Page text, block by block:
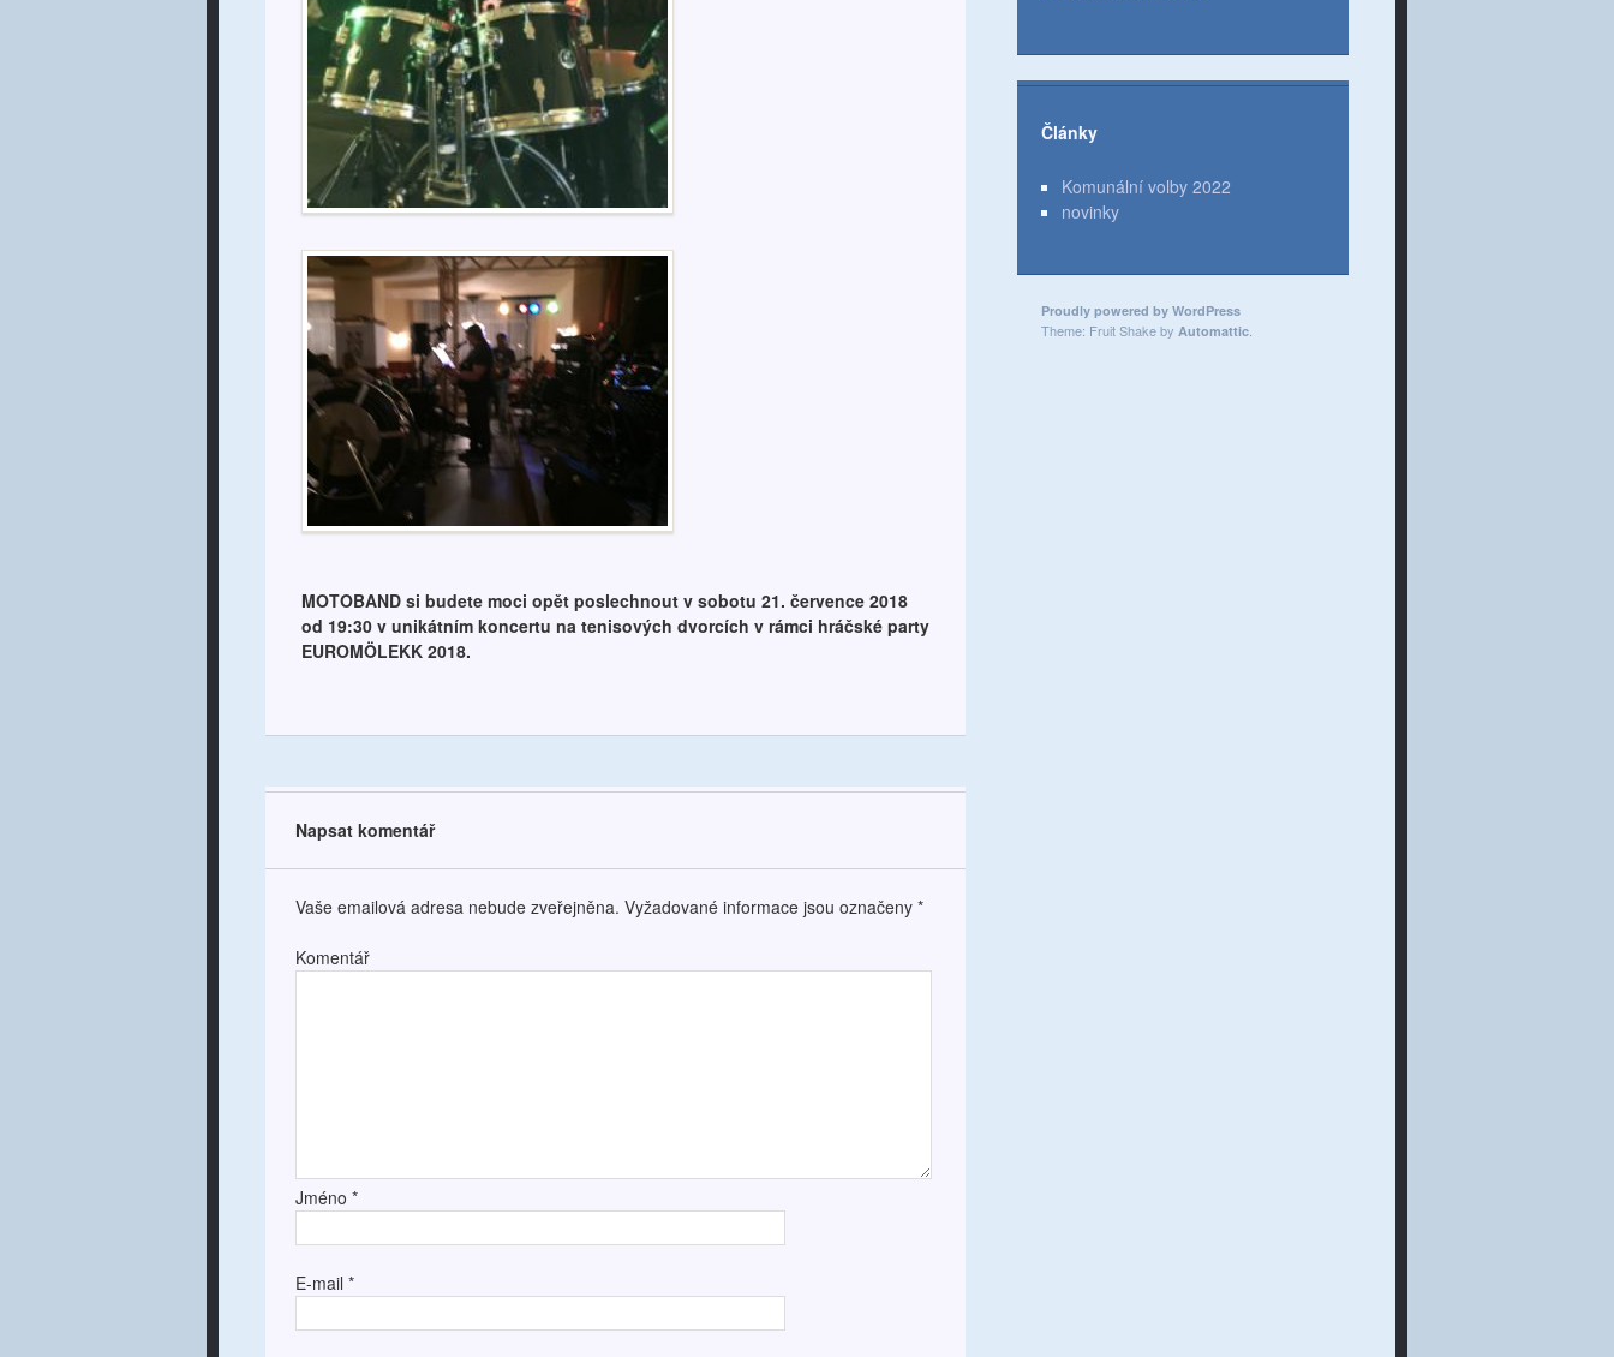
MOTOBAND si budete moci opět poslechnout v sobotu 21. července 2018
od 19:30 v unikátním koncertu na tenisových dvorcích v rámci hráčské party
EUROMÖLEKK 2018.
Napsat komentář
Vaše emailová adresa nebude zveřejněna. Vyžadované informace jsou označeny*
Komentář
Jméno*
E-mail*
Články
Komunální volby 2022
novinky
Proudly powered by WordPress
Theme: Fruit Shake by Automattic.